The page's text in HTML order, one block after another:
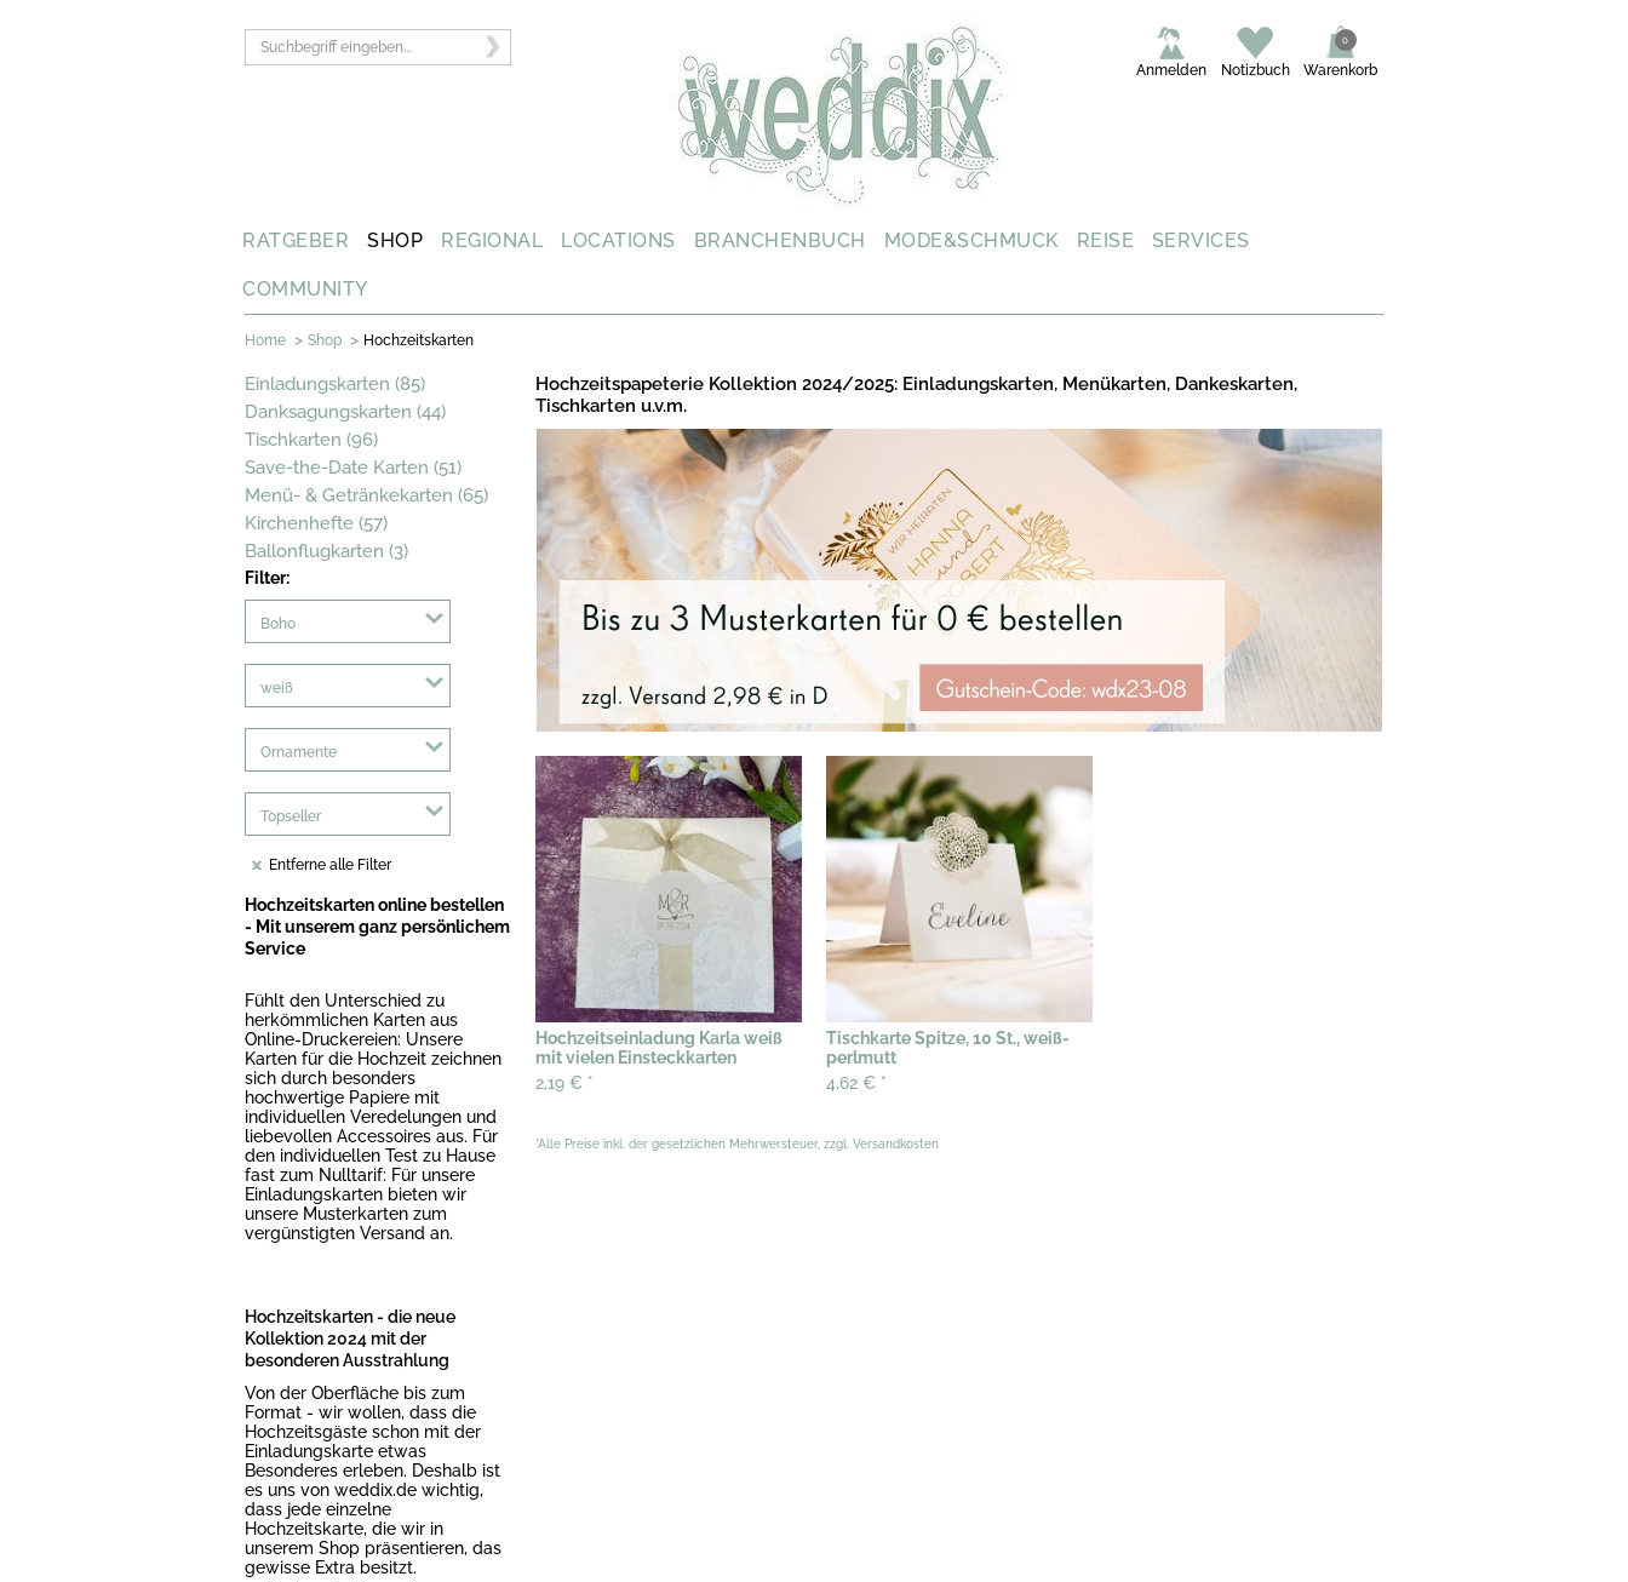
Warenkorb
0
Notizbuch
Anmelden
RATGEBER SHOP REGIONAL LOCATIONS BRANCHENBUCH MODE&SCHMUCK REISE SERVICES
COMMUNITY
Home > Shop > Hochzeitskarten
Einladungskarten (85)
Danksagungskarten (44)
Tischkarten (96)
Save-the-Date Karten (51)
Menü- & Getränkekarten (65)
Kirchenhefte (57)
Ballonflugkarten (3)
Filter:
Boho
weiß
Ornamente
Topseller
Entferne alle Filter
Hochzeitskarten online bestellen
- Mit unserem ganz persönlichem
Service
Fühlt den Unterschied zu
herkömmlichen Karten aus
Online-Druckereien: Unsere
Karten für die Hochzeit zeichnen
sich durch besonders
hochwertige Papiere mit
individuellen Veredelungen und
liebevollen Accessoires aus. Für
den individuellen Test zu Hause
fast zum Nulltarif: Für unsere
Einladungskarten bieten wir
unsere Musterkarten zum
vergünstigten Versand an.
Hochzeitskarten - die neue
Kollektion 2024 mit der
besonderen Ausstrahlung
Von der Oberfläche bis zum
Format - wir wollen, dass die
Hochzeitsgäste schon mit der
Einladungskarte etwas
Besonderes erleben. Deshalb ist
es uns von weddix.de wichtig,
dass jede einzelne
Hochzeitskarte, die wir in
unserem Shop präsentieren, das
gewisse Extra besitzt.
Hochzeitspapeterie Kollektion 2024/2025: Einladungskarten, Menükarten, Dankeskarten,
Tischkarten u.v.m.
Hochzeitseinladung Karla weiß
mit vielen Einsteckkarten
2,19 € *
Tischkarte Spitze, 10 St., weiß-
perlmutt
4,62 € *
*Alle Preise inkl. der gesetzlichen Mehrwersteuer, zzgl. Versandkosten